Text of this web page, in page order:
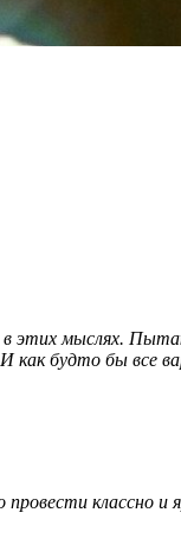
в этих мыслях.
как будто бы все
классно и